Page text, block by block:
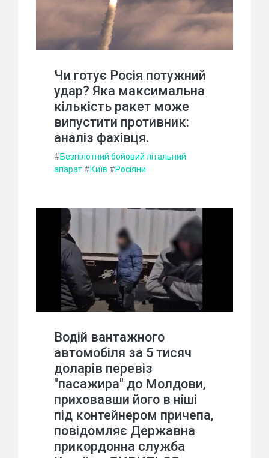
Чи готує Росія потужний
удар? Яка максимальна
кількість ракет може
випустити противник:
аналіз фахівця.
#Безпілотний бойовий літальний
апарат #Київ #Росіяни
Водій вантажного
автомобіля за 5 тисяч
доларів перевіз
"пасажира" до Молдови,
приховавши його в ніші
під контейнером причепа,
повідомляє Державна
прикордонна служба